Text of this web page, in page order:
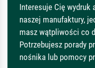
Interesuje Cię wydruk
naszej manufaktury,
masz wątpliwości co
Potrzebujesz porady
nośnika lub pomocy